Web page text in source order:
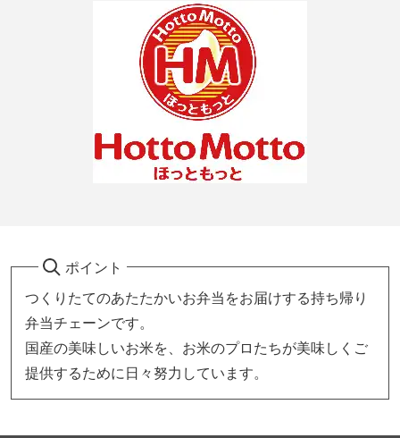
ポイント
つくりたてのあたたかいお弁当をお届けする持ち帰り
弁当チェーンです。
国産の美味しいお米を、お米のプロたちが美味しくご
提供するために日々努力しています。